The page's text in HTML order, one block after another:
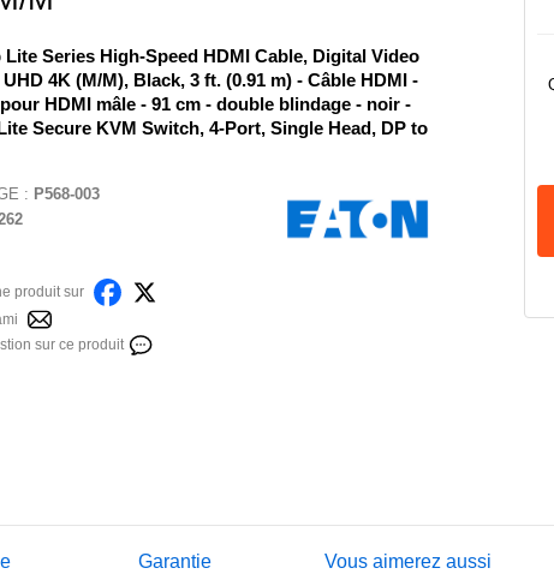
Lite Series High-Speed HDMI Cable, Digital Video
4K (M/M), Black, 3 ft. (0.91 m) - Câble HDMI -
HDMI mâle - 91 cm - double blindage - noir -
Secure KVM Switch, 4-Port, Single Head, DP to
: P568-003
produit sur
sur ce produit
Garantie Vous aimerez aussi